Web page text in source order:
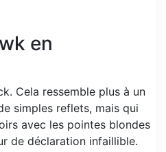
en
Cela ressemble plus à un
simples reflets, mais qui
avec les pointes blondes
de déclaration infaillible.